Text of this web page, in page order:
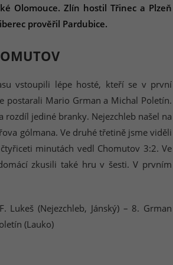
Olomouce. Zlín hostil Třinec a Plzeň
prověřil Pardubice.
vstoupili lépe hosté, kteří se v první
postarali Mario Grman a Michal Poletín.
jediné branky. Nejezchleb našel na
gólmana. Ve druhé třetině jsme viděli
minutách vedl Chomutov 3:2. Ve
zkusili také hru v šesti. V prvním
Lukeš (Nejezchleb, Jánský) – 8. Grman
(Lauko)